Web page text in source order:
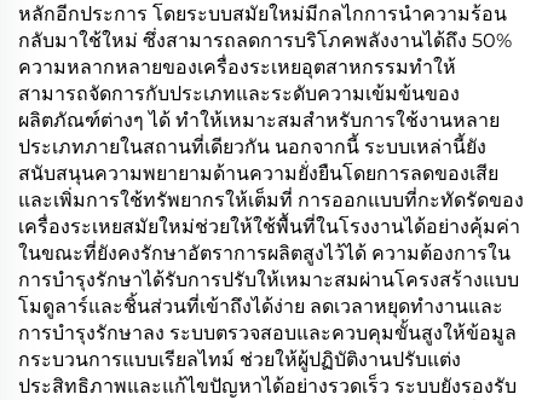
หลักอีกประการ โดยระบบสมัยใหม่มีกลไกการนำความร้อน
กลับมาใช้ใหม่ ซึ่งสามารถลดการบริโภคพลังงานได้ถึง 50%
ความหลากหลายของเครื่องระเหยอุตสาหกรรมทำให้
สามารถจัดการกับประเภทและระดับความเข้มข้นของ
ผลิตภัณฑ์ต่างๆ ได้ ทำให้เหมาะสมสำหรับการใช้งานหลาย
ประเภทภายในสถานที่เดียวกัน นอกจากนี้ ระบบเหล่านี้ยัง
สนับสนุนความพยายามด้านความยั่งยืนโดยการลดของเสีย
และเพิ่มการใช้ทรัพยากรให้เต็มที่ การออกแบบที่กะทัดรัดของ
เครื่องระเหยสมัยใหม่ช่วยให้ใช้พื้นที่ในโรงงานได้อย่างคุ้มค่า
ในขณะที่ยังคงรักษาอัตราการผลิตสูงไว้ได้ ความต้องการใน
การบำรุงรักษาได้รับการปรับให้เหมาะสมผ่านโครงสร้างแบบ
โมดูลาร์และชิ้นส่วนที่เข้าถึงได้ง่าย ลดเวลาหยุดทำงานและ
การบำรุงรักษาลง ระบบตรวจสอบและควบคุมขั้นสูงให้ข้อมูล
กระบวนการแบบเรียลไทม์ ช่วยให้ผู้ปฏิบัติงานปรับแต่ง
ประสิทธิภาพและแก้ไขปัญหาได้อย่างรวดเร็ว ระบบยังรองรับ